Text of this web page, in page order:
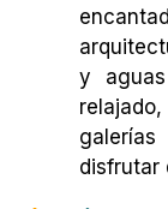
y
disfrutar